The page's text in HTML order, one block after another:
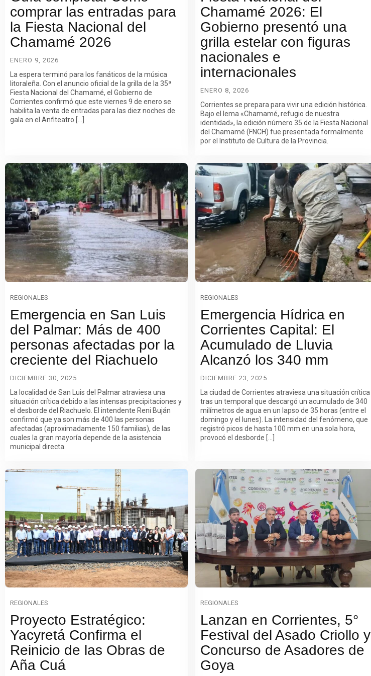
comprar las entradas para
la Fiesta Nacional del
Chamamé 2026
ENERO 9, 2026
La espera terminó para los fanáticos de la música
litoraleña. Con el anuncio oficial de la grilla de la 35ª
Fiesta Nacional del Chamamé, el Gobierno de
Corrientes confirmó que este viernes 9 de enero se
habilita la venta de entradas para las diez noches de
gala en el Anfiteatro […]
Chamamé 2026: El
Gobierno presentó una
grilla estelar con figuras
nacionales e
internacionales
ENERO 8, 2026
Corrientes se prepara para vivir una edición histórica.
Bajo el lema «Chamamé, refugio de nuestra
identidad», la edición número 35 de la Fiesta Nacional
del Chamamé (FNCH) fue presentada formalmente
por el Instituto de Cultura de la Provincia.
REGIONALES
Emergencia en San Luis
del Palmar: Más de 400
personas afectadas por la
creciente del Riachuelo
DICIEMBRE 30, 2025
La localidad de San Luis del Palmar atraviesa una
situación crítica debido a las intensas precipitaciones y
el desborde del Riachuelo. El intendente Reni Buján
confirmó que ya son más de 400 las personas
afectadas (aproximadamente 150 familias), de las
cuales la gran mayoría depende de la asistencia
municipal directa.
REGIONALES
Emergencia Hídrica en
Corrientes Capital: El
Acumulado de Lluvia
Alcanzó los 340 mm
DICIEMBRE 23, 2025
La ciudad de Corrientes atraviesa una situación crítica
tras un temporal que descargó un acumulado de 340
milímetros de agua en un lapso de 35 horas (entre el
domingo y el lunes). La intensidad del fenómeno, que
registró picos de hasta 100 mm en una sola hora,
provocó el desborde […]
REGIONALES
Proyecto Estratégico:
Yacyretá Confirma el
Reinicio de las Obras de
Aña Cuá
REGIONALES
Lanzan en Corrientes, 5°
Festival del Asado Criollo y
Concurso de Asadores de
Goya